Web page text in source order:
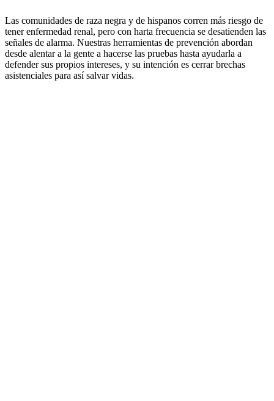
Las comunidades de raza negra y de hispanos corren más riesgo de
tener enfermedad renal, pero con harta frecuencia se desatienden las
señales de alarma. Nuestras herramientas de prevención abordan
desde alentar a la gente a hacerse las pruebas hasta ayudarla a
defender sus propios intereses, y su intención es cerrar brechas
asistenciales para así salvar vidas.